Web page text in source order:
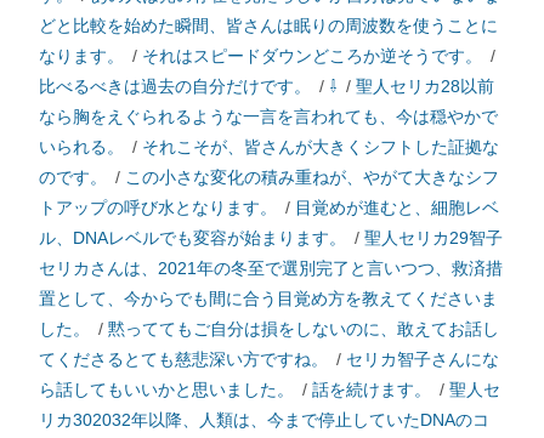
どと比較を始めた瞬間、皆さんは眠りの周波数を使うことに
なります。
/ それはスピードダウンどころか逆そうです。
/
比べるべきは過去の自分だけです。
/ ⇩ / 聖人セリカ28以前
なら胸をえぐられるような一言を言われても、今は穏やかで
いられる。
/ それこそが、皆さんが大きくシフトした証拠な
のです。
/ この小さな変化の積み重ねが、やがて大きなシフ
トアップの呼び水となります。
/ 目覚めが進むと、細胞レベ
ル、DNAレベルでも変容が始まります。
/ 聖人セリカ29智子
セリカさんは、2021年の冬至で選別完了と言いつつ、救済措
置として、今からでも間に合う目覚め方を教えてくださいま
した。
/ 黙っててもご自分は損をしないのに、敢えてお話し
てくださるとても慈悲深い方ですね。
/ セリカ智子さんにな
ら話してもいいかと思いました。
/ 話を続けます。 / 聖人セ
リカ302032年以降、人類は、今まで停止していたDNAのコ